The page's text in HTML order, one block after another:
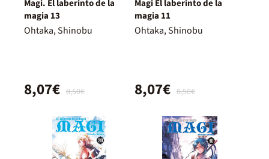
Magi. El laberinto de la
magia 13
Ohtaka, Shinobu
8,50€
8,07€
Magi El laberinto de la
magia 11
Ohtaka, Shinobu
8,50€
8,07€